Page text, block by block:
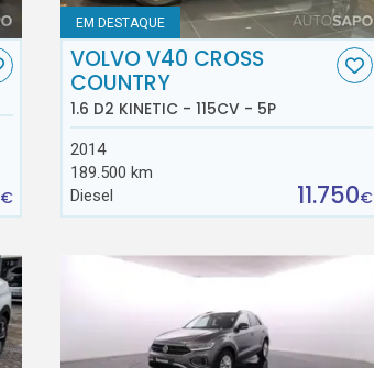
€
EM DESTAQUE
VOLVO V40 CROSS
COUNTRY
1.6 D2 KINETIC - 115CV - 5P
2014
189.500 km
Diesel
11.750€